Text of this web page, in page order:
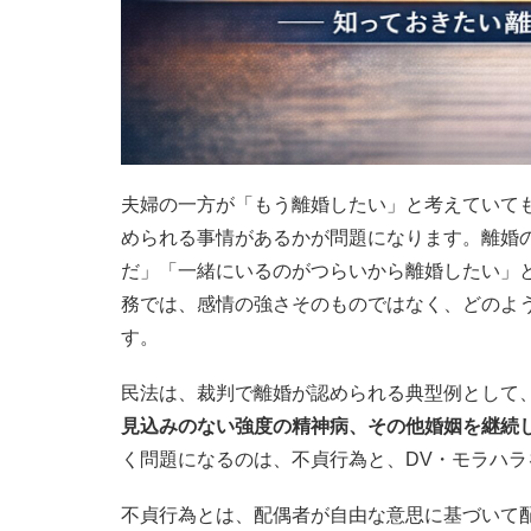
夫婦の一方が「もう離婚したい」と考えてい
められる事情があるかが問題になります。離
だ」「一緒にいるのがつらいから離婚したい
務では、感情の強さそのものではなく、どの
す。
民法は、裁判で離婚が認められる典型例として
見込みのない強度の精神病、その他婚姻を継続
く問題になるのは、不貞行為と、DV・モラハ
不貞行為とは、配偶者が自由な意思に基づい